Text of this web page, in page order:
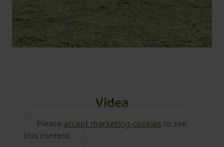
Videa
Please accept marketing-cookies to see
this content.